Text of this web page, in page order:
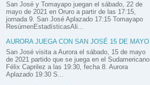
San José y Tomayapo juegan el sábado, 22 de
mayo de 2021 en Oruro a partir de las 17:15,
jornada 9. San José Aplazado 17:15 Tomayapo
ResúmenEstadísticasAli...
AURORA JUEGA CON SAN JOSÉ 15 DE MAYO
San José visita a Aurora el sábado, 15 de mayo
de 2021 partido que se juega en el Sudamericano
Félix Caprilez a las 19:30, fecha 8. Aurora
Aplazado 19:30 S...